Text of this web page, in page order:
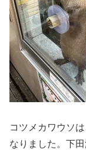
コツメカワウソ
なりました。下